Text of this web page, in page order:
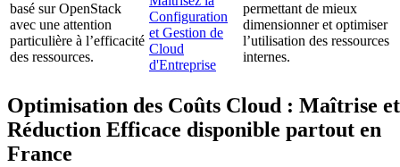
basé sur OpenStack
avec une attention
particulière à l’efficacité
des ressources.
Configuration
et Gestion de
Cloud
d'Entreprise
permettant de mieux
dimensionner et optimiser
l’utilisation des ressources
internes.
Optimisation des Coûts Cloud : Maîtrise et
Réduction Efficace disponible partout en
France